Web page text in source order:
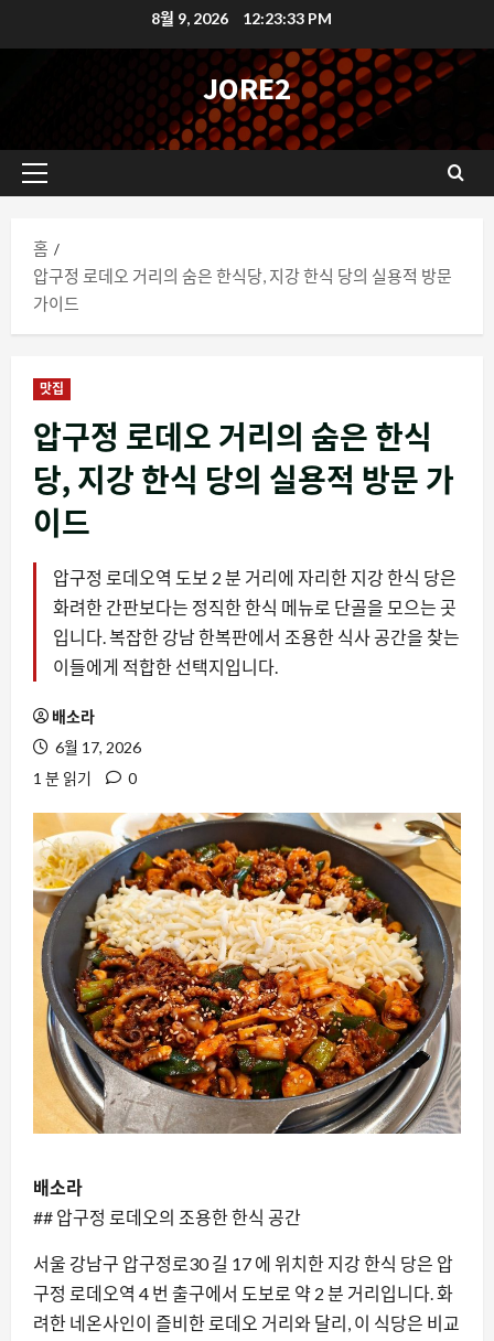
텐
가
8월 9, 2026 12:23:34 PM
JORE2
기
메
뉴
홈
압구정 로데오 거리의 숨은 한식당, 지강 한식 당의 실용적 방문
가이드
맛집
압구정 로데오 거리의 숨은 한식
당, 지강 한식 당의 실용적 방문 가
이드
압구정 로데오역 도보 2 분 거리에 자리한 지강 한식 당은
화려한 간판보다는 정직한 한식 메뉴로 단골을 모으는 곳
입니다. 복잡한 강남 한복판에서 조용한 식사 공간을 찾는
이들에게 적합한 선택지입니다.
배소라
6월 17, 2026
1 분 읽기
0
배소라
## 압구정 로데오의 조용한 한식 공간
서울 강남구 압구정로30 길 17 에 위치한 지강 한식 당은 압
구정 로데오역 4 번 출구에서 도보로 약 2 분 거리입니다. 화
려한 네온사인이 즐비한 로데오 거리와 달리, 이 식당은 비교